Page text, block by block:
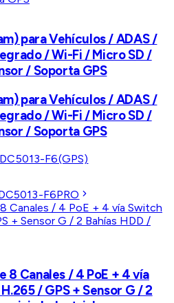
para Vehículos / ADAS /
/ Wi-Fi / Micro SD /
/ Soporta GPS
para Vehículos / ADAS /
/ Wi-Fi / Micro SD /
/ Soporta GPS
F6(GPS)
F6PRO
8 Canales / 4 PoE + 4 vía
/ GPS + Sensor G / 2